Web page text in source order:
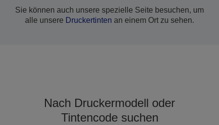
Sie können auch unsere spezielle Seite besuchen, um
alle unsere Druckertinten an einem Ort zu sehen.
Nach Druckermodell oder
Tintencode suchen